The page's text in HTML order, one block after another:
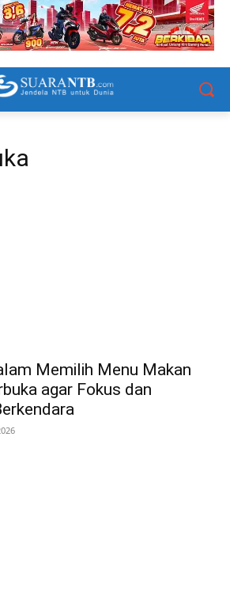
Memilih Menu Makan
agar Fokus dan